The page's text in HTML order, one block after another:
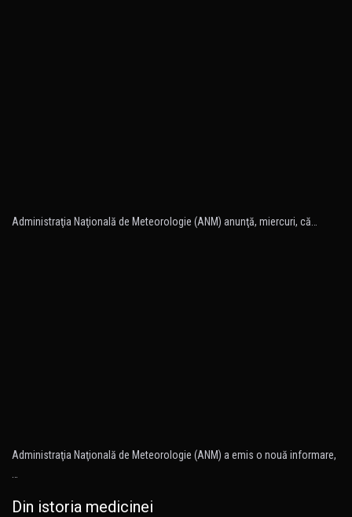
Administraţia Naţională de Meteorologie (ANM) anunţă, miercuri, că…
Administraţia Naţională de Meteorologie (ANM) a emis o nouă informare,
Din istoria medicinei